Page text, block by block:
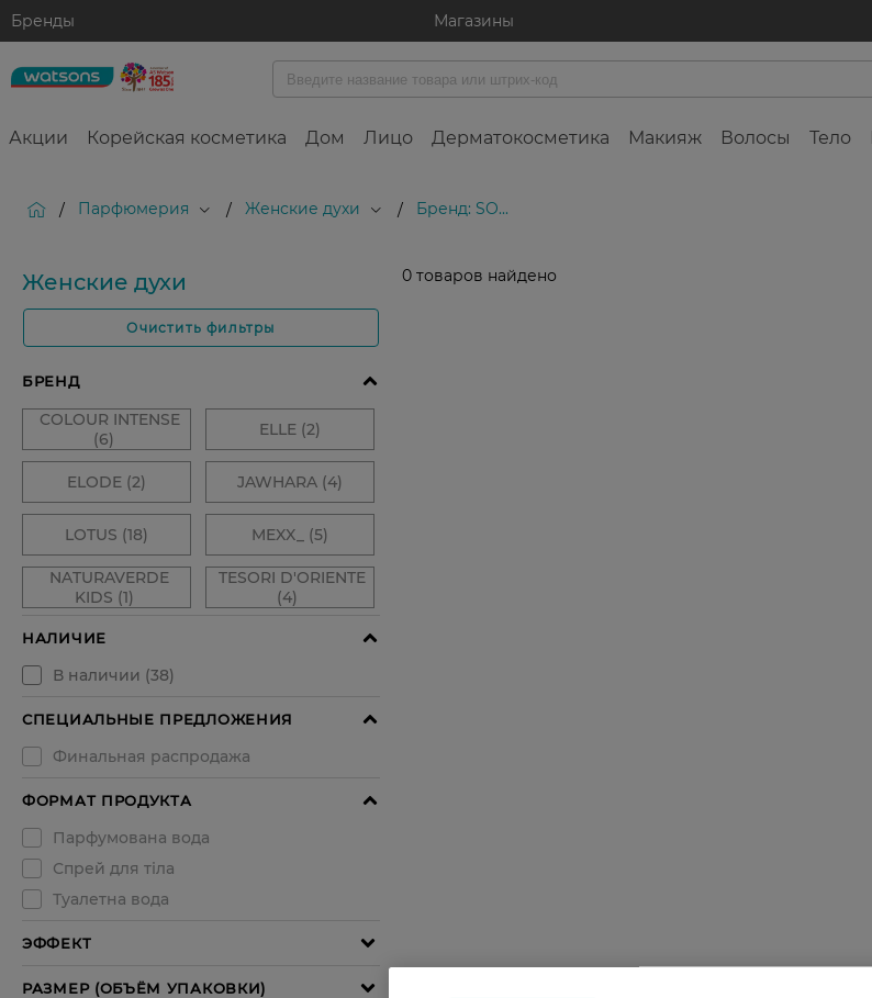
Бренды Магазины
Акции Корейская косметика Дом Лицо Дерматокосметика Макияж Волосы Тело
/ Парфюмерия / Женские духи / Бренд: SO...
Женские духи
Очистить фильтры
0 товаров найдено